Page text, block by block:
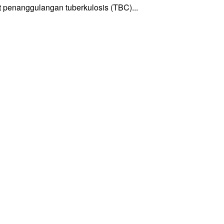
tuberkulosis (TBC)...